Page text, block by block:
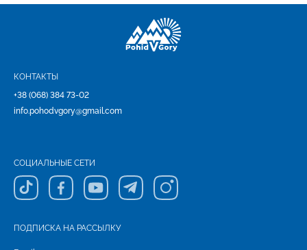
КОНТАКТЫ
+38 (068) 384 73-02
info.pohodvgory@gmail.com
СОЦИАЛЬНЫЕ СЕТИ
ПОДПИСКА НА РАССЫЛКУ